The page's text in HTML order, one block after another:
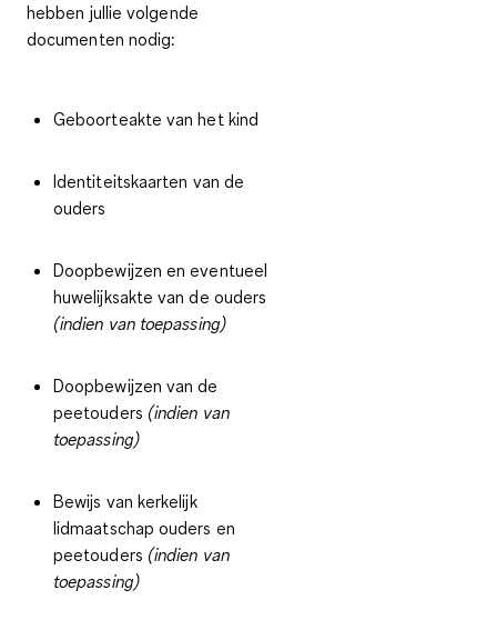
hebben jullie volgende
documenten nodig:
Geboorteakte van het kind
Identiteitskaarten van de
ouders
Doopbewijzen en eventueel
huwelijksakte van de ouders
(indien van toepassing)
Doopbewijzen van de
peetouders (indien van
toepassing)
Bewijs van kerkelijk
lidmaatschap ouders en
peetouders (indien van
toepassing)